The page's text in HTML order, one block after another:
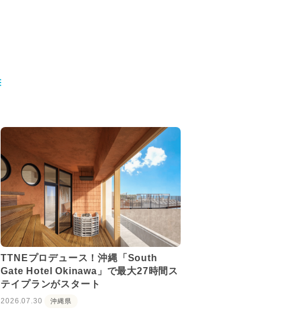
TTNEプロデュース！沖縄「South
Gate Hotel Okinawa」で最大27時間ス
テイプランがスタート
2026.07.30 沖縄県